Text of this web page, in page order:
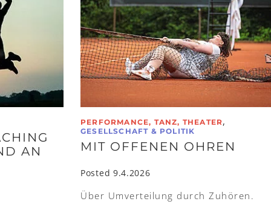
AN
PERFORMANCE, TANZ, THEATER,
GESELLSCHAFT & POLITIK
MIT OFFENEN OHREN
Posted 9.4.2026
Über Umverteilung durch Zuhören.